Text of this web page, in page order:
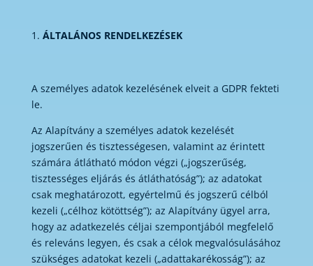
ÁLTALÁNOS RENDELKEZÉSEK
A személyes adatok kezelésének elveit a GDPR fekteti
le.
Az Alapítvány a személyes adatok kezelését
jogszerűen és tisztességesen, valamint az érintett
számára átlátható módon végzi („jogszerűség,
tisztességes eljárás és átláthatóság”); az adatokat
csak meghatározott, egyértelmű és jogszerű célból
kezeli („célhoz kötöttség”); az Alapítvány ügyel arra,
hogy az adatkezelés céljai szempontjából megfelelő
és releváns legyen, és csak a célok megvalósulásához
szükséges adatokat kezeli („adattakarékosság”); az